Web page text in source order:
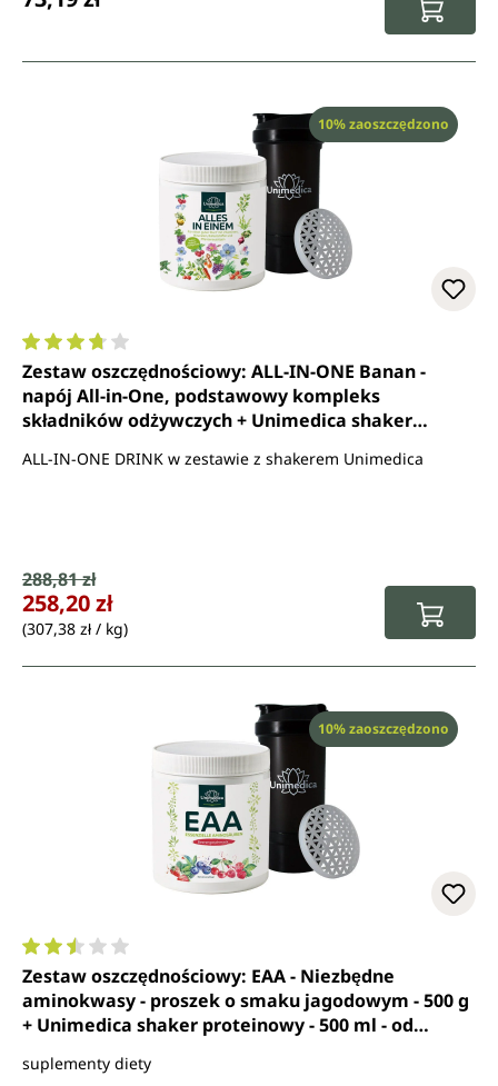
Rabat
10% zaoszczędzono
Średnia ocena 3.8 z 5 gwiazdek
Zestaw oszczędnościowy: ALL-IN-ONE Banan -
napój All-in-One, podstawowy kompleks
składników odżywczych + Unimedica shaker
ALL-IN-ONE DRINK w zestawie z shakerem Unimedica
Cena sprzedaży:
Cena regularna:
288,81 zł
258,20 zł
(307,38 zł / kg)
Rabat
10% zaoszczędzono
Średnia ocena 2.5 z 5 gwiazdek
Zestaw oszczędnościowy: EAA - Niezbędne
aminokwasy - proszek o smaku jagodowym - 500 g
+ Unimedica shaker proteinowy - 500 ml - od
suplementy diety